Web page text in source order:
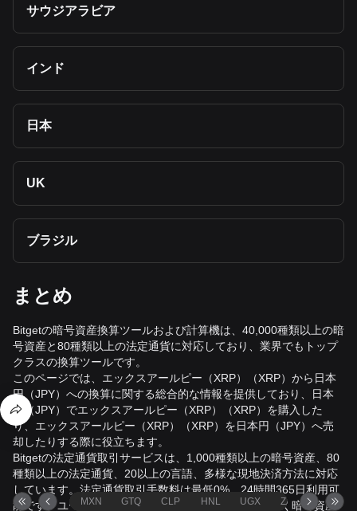
サウジアラビア
インド
日本
UK
ブラジル
まとめ
Bitgetの暗号資産換算ツールおよび計算機は、40,000種類以上の暗
号資産と80種類以上の法定通貨に対応しており、業界でもトップ
クラスの換算ツールです。
このページでは、エックスアールピー（XRP）（XRP）から日本
円（JPY）への換算に関する総合的な情報を提供しており、日本
円（JPY）でエックスアールピー（XRP）（XRP）を購入した
り、エックスアールピー（XRP）（XRP）を日本円（JPY）へ売
却したりする際に役立ちます。
Bitgetの法定通貨取引サービスは、1,000種類以上の暗号資産、80
種類以上の法定通貨、20以上の言語、多様な現地決済方法に対応
しています。法定通貨取引手数料は最低0%、24時間365日利用可
能です。ユーザーはプラットフォームを離れることなく暗号資産
MXN GTQ CLP HNL UGX ZAR TND